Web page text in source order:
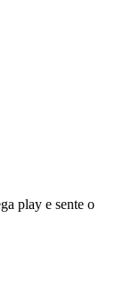
play e sente o